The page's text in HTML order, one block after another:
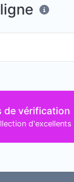
de vérification